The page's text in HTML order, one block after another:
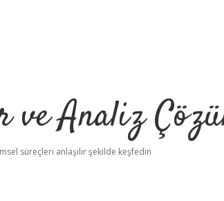
ve Analiz
süreçleri anlaşılır şekilde keşfedin